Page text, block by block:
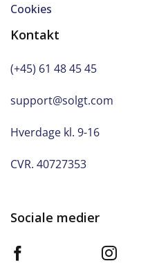
Cookies
Kontakt
(+45) 61 48 45 45
support@solgt.com
Hverdage kl. 9-16
CVR. 40727353
Sociale medier